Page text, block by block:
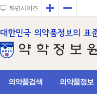
화면사이즈 확대
의약품검색 의약품정보